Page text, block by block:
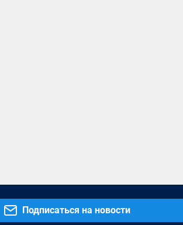
Подписаться на новости